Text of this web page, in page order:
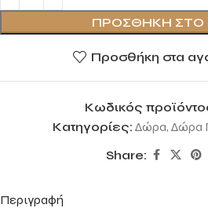
ΠΡΟΣΘΉΚΗ ΣΤΟ
Προσθήκη στα
Κωδικός
Κατηγορίες: Δώρα, Δώρα
Share:
Περιγραφή